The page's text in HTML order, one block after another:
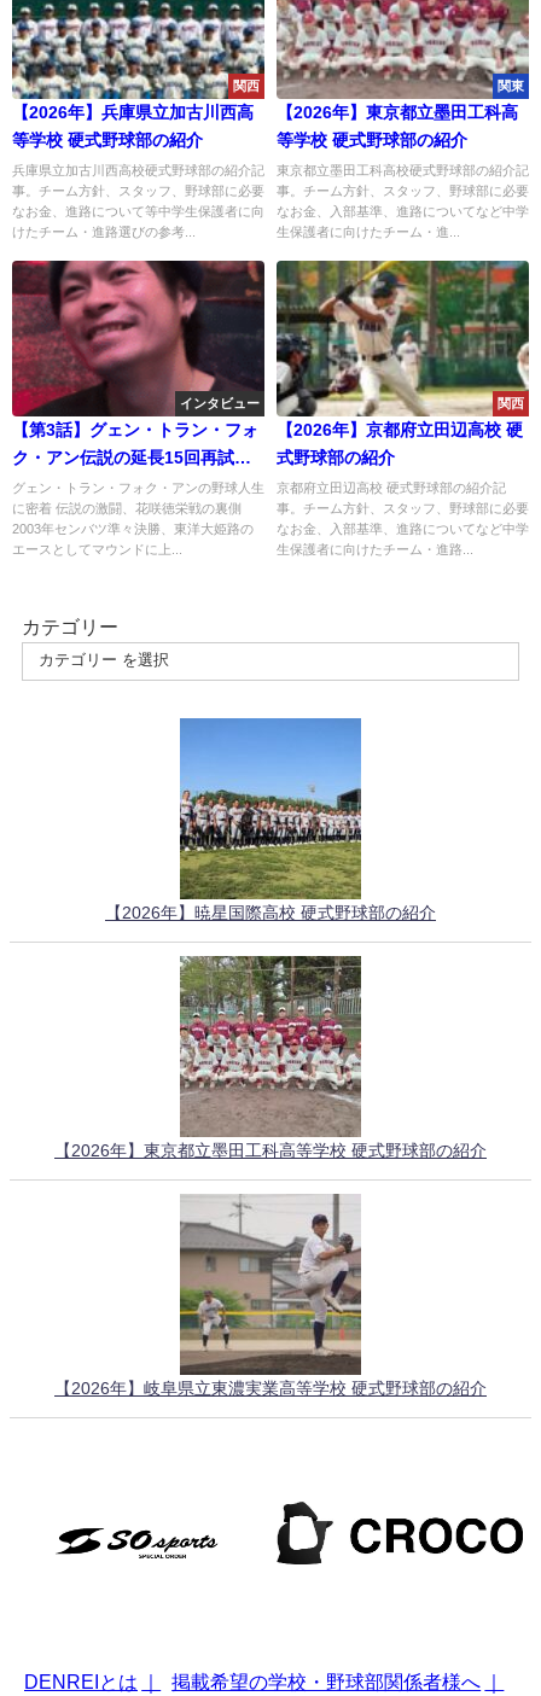
関西
【2026年】兵庫県立加古川西高
等学校 硬式野球部の紹介
兵庫県立加古川西高校硬式野球部の紹介記
事。チーム方針、スタッフ、野球部に必要
なお金、進路について等中学生保護者に向
けたチーム・進路選びの参考...
関東
【2026年】東京都立墨田工科高
等学校 硬式野球部の紹介
東京都立墨田工科高校硬式野球部の紹介記
事。チーム方針、スタッフ、野球部に必要
なお金、入部基準、進路についてなど中学
生保護者に向けたチーム・進...
インタビュー
【第3話】グェン・トラン・フォ
ク・アン伝説の延長15回再試
合、「上位指名じゃなきゃプロ
は…」決断の舞台裏
グェン・トラン・フォク・アンの野球人生
に密着 伝説の激闘、花咲徳栄戦の裏側
2003年センバツ準々決勝、東洋大姫路の
エースとしてマウンドに上...
関西
【2026年】京都府立田辺高校 硬
式野球部の紹介
京都府立田辺高校 硬式野球部の紹介記
事。チーム方針、スタッフ、野球部に必要
なお金、入部基準、進路についてなど中学
生保護者に向けたチーム・進路...
カテゴリー
【2026年】暁星国際高校 硬式野球部の紹介
【2026年】東京都立墨田工科高等学校 硬式野球部の紹介
【2026年】岐阜県立東濃実業高等学校 硬式野球部の紹介
DENREIとは 掲載希望の学校・野球部関係者様へ